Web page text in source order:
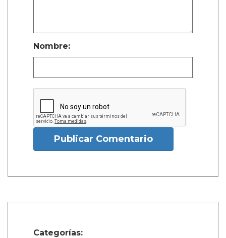
Nombre:
Publicar Comentario
Categorías: